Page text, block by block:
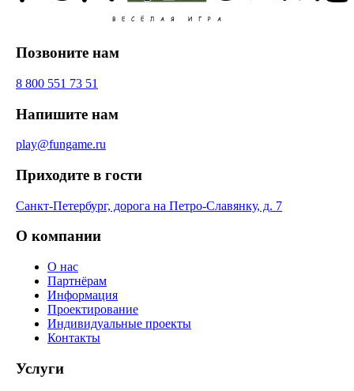
Позвоните нам
8 800 551 73 51
Напишите нам
play@fungame.ru
Приходите в гости
Санкт-Петербург, дорога на Петро-Славянку, д. 7
О компании
О нас
Партнёрам
Информация
Проектирование
Индивидуальные проекты
Контакты
Услуги